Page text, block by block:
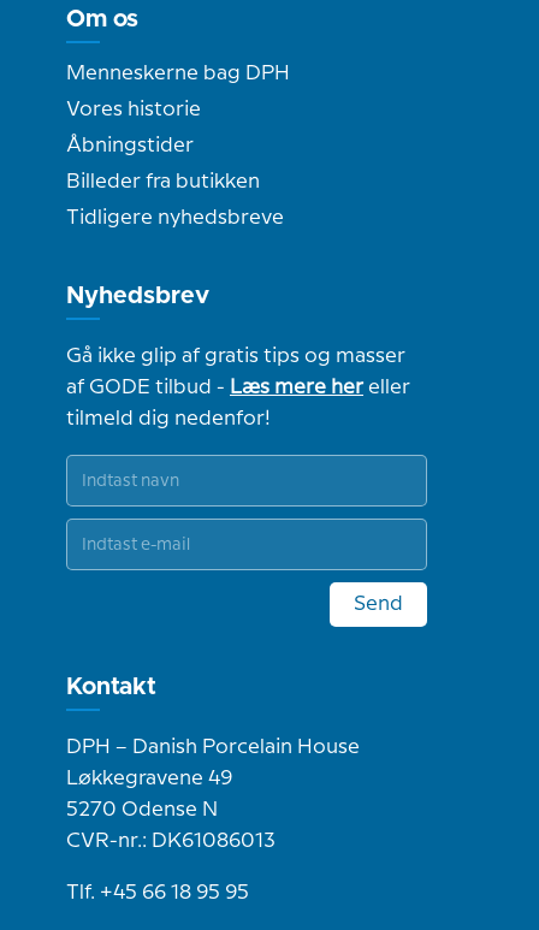
Om os
Menneskerne bag DPH
Vores historie
Åbningstider
Billeder fra butikken
Tidligere nyhedsbreve
Nyhedsbrev
Gå ikke glip af gratis tips og masser
af GODE tilbud - Læs mere hereller
tilmeld dig nedenfor!
Send
Kontakt
DPH – Danish Porcelain House
Løkkegravene 49
5270 Odense N
CVR-nr.: DK61086013
Tlf. +45 66 18 95 95